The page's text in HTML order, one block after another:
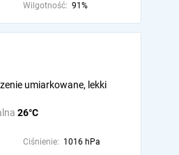
Wilgotność: 91%
26°C
umiarkowane, lekki
Ciśnienie: 1016 hPa